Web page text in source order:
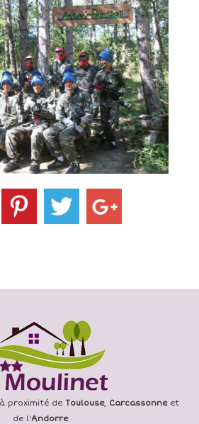
proximité de Toulouse, Carcassonneet
de l'Andorre